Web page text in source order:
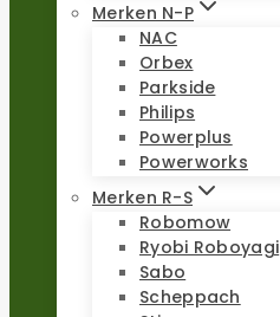
Merken N-P
NAC
Orbex
Parkside
Philips
Powerplus
Powerworks
Merken R-S
Robomow
Ryobi Roboyagi
Sabo
Scheppach